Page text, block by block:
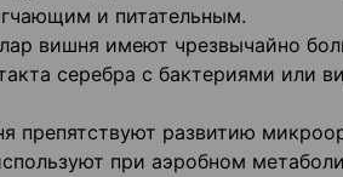
и питательным.
вишня имеют чрезвычайно
серебра с бактериями или
препятствуют развитию
при аэробном